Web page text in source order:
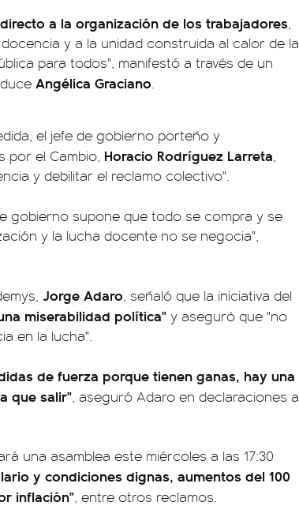
a la organización de los trabajadores,
y a la unidad construida al calor de la
para todos", manifestó a través de un
Angélica Graciano.
el jefe de gobierno porteño y
por el Cambio, Horacio Rodríguez Larreta,
y debilitar el reclamo colectivo".
gobierno supone que todo se compra y se
y la lucha docente no se negocia",
Jorge Adaro, señaló que la iniciativa del
miserabilidad política" y aseguró que "no
en la lucha".
de fuerza porque tienen ganas, hay una
que salir", aseguró Adaro en declaraciones a
una asamblea este miércoles a las 17:30
y condiciones dignas, aumentos del 100
inflación", entre otros reclamos.